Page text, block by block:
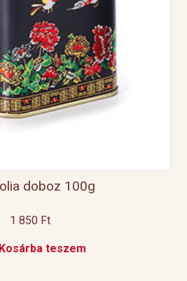
doboz 100g
1 850 Ft
Kosárba teszem